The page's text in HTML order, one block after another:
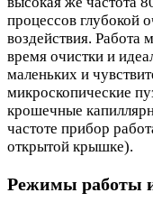
процессов глубокой
воздействия. Работа
время очистки и
маленьких и
микроскопические
крошечные
частоте прибор
открытой крышке).
Режимы работы